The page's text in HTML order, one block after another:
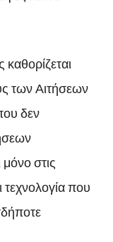
καθορίζεται
των Αιτήσεων
δεν
στις
τεχνολογία που